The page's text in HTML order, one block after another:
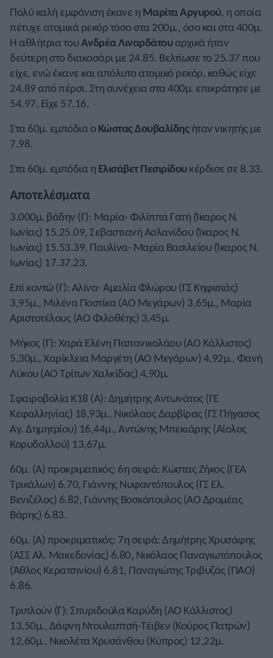
Πολύ καλή εμφάνιση έκανε η Μαρίτα Αργυρού, η οποία
πέτυχε ατομικά ρεκόρ τόσο στα 200μ., όσο και στα 400μ.
Η αθλήτρια τουΑνδρέα Λιναρδάτουαρχικά ήταν
δεύτερη στο διακοσάρι με 24.85. Βελτίωσε το 25.37 που
είχε, ενώ έκανε και απόλυτο ατομικό ρεκόρ, καθώς είχε
24.89 από πέρσι. Στη συνέχεια στα 400μ. επικράτησε με
54.97. Είχε 57.16.
Στα 60μ. εμπόδια ο Κώστας Δουβαλίδηςήταν νικητής με
7.98.
Στα 60μ. εμπόδια η Ελισάβετ Πεσιρίδουκέρδισε σε 8.33.
Αποτελέσματα
3.000μ. βάδην (Γ): Μαρία- Φιλίππα Γατή (Ίκαρος Ν.
Ιωνίας) 15.25.09, Σεβαστιανή Ασλανίδου (Ίκαρος Ν.
Ιωνίας) 15.53.39, Παυλίνα- Μαρία Βασιλείου (Ίκαρος Ν.
Ιωνίας) 17.37.23.
Επί κοντώ (Γ): Αλίνα- Αμαλία Φλώρου (ΓΣ Κηφισιάς)
3,95μ., Μιλένα Ποστίκα (ΑΟ Μεγάρων) 3,65μ., Μαρία
Αριστοτέλους (ΑΟ Φιλοθέης) 3,45μ.
Μήκος (Γ): Χαρά Ελένη Παπανικολάου (ΑΟ Κάλλιστος)
5,30μ., Χαρίκλεια Μαργέτη (ΑΟ Μεγάρων) 4,92μ., Φανή
Λύκου (ΑΟ Τρίτων Χαλκίδας) 4,90μ.
Σφαιροβολία Κ18 (Α): Δημήτρης Αντωνάτος (ΓΕ
Κεφαλληνίας) 18,93μ., Νικόλαος Δαρβίρας (ΓΣ Πήγασος
Αγ. Δημητρίου) 16,44μ., Αντώνης Μπεκιάρης (Αίολος
Κορυδαλλού) 13,67μ.
60μ. (Α) προκριματικός: 6η σειρά: Κώστας Ζήκος (ΓΕΑ
Τρικάλων) 6.70, Γιάννης Νυφαντόπουλος (ΓΣ Ελ.
Βενιζέλος) 6.82, Γιάννης Βοσκόπουλος (ΑΟ Δρομέας
Βάρης) 6.83.
60μ. (Α) προκριματικός: 7η σειρά: Δημήτρης Χρυσάφης
(ΑΣΣ Αλ. Μακεδονίας) 6.80, Νικόλαος Παναγιωτόπουλος
(Άθλος Κερατσινίου) 6.81, Παναγιώτης Τριβυζάς (ΠΑΟ)
6.86.
Τριπλούν (Γ): Σπυριδούλα Καρύδη (ΑΟ Κάλλιστος)
13,50μ., Δάφνη Ντουλαπτσή-Τέιβεν (Κούρος Πατρών)
12,60μ., Νικολέτα Χρυσάνθου (Κύπρος) 12,22μ.